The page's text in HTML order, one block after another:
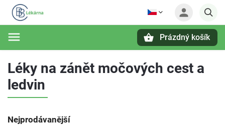
Prázdný košík
Léky na zánět močových cest a
ledvin
Nejprodávanější